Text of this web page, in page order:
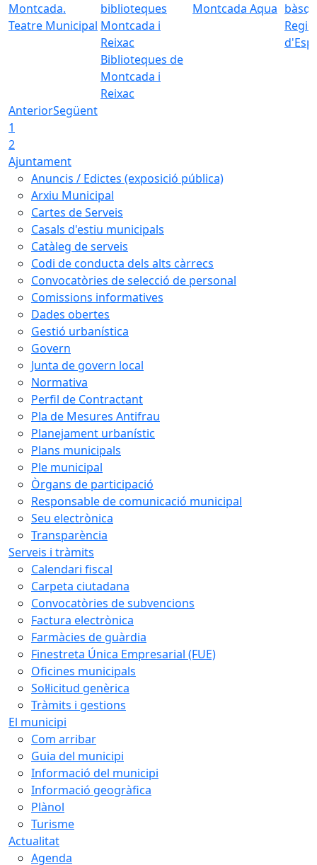
Teatre Municipal
Biblioteques de
Montcada i
Reixac
Montcada Aqua
AnteriorSegüent
1
2
Ajuntament
Anuncis / Edictes (exposició pública)
Arxiu Municipal
Cartes de Serveis
Casals d'estiu municipals
Catàleg de serveis
Codi de conducta dels alts càrrecs
Convocatòries de selecció de personal
Comissions informatives
Dades obertes
Gestió urbanística
Govern
Junta de govern local
Normativa
Perfil de Contractant
Pla de Mesures Antifrau
Planejament urbanístic
Plans municipals
Ple municipal
Òrgans de participació
Responsable de comunicació municipal
Seu electrònica
Transparència
Serveis i tràmits
Calendari fiscal
Carpeta ciutadana
Convocatòries de subvencions
Factura electrònica
Farmàcies de guàrdia
Finestreta Única Empresarial (FUE)
Oficines municipals
Sol·licitud genèrica
Tràmits i gestions
El municipi
Com arribar
Guia del municipi
Informació del municipi
Informació geogràfica
Plànol
Turisme
Actualitat
Agenda